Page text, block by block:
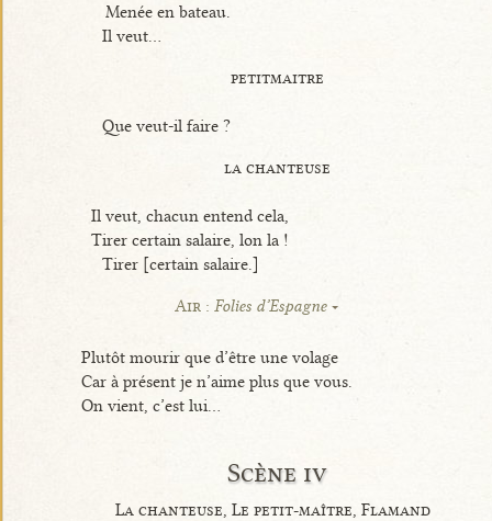
Menée en bateau.
Il veut...
petitmaitre
Que veut-il faire ?
la chanteuse
Il veut, chacun entend cela,
Tirer certain salaire, lon la !
Tirer [certain salaire.]
Air : Folies d’Espagne
Plutôt mourir que d’être une volage
Car à présent je n’aime plus que vous.
On vient, c’est lui...
Scène iv
La chanteuse, Le petit-maître, Flamand